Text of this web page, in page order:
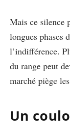
Mais ce silence
longues phases
l’indifférence.
du range peut
marché piège
Un